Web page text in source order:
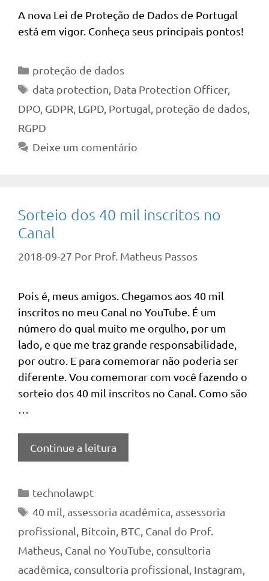
A nova Lei de Proteção de Dados de Portugal
está em vigor. Conheça seus principais pontos!
Categorias
proteção de dados
Tags
data protection, Data Protection Officer,
DPO, GDPR, LGPD, Portugal, proteção de dados,
RGPD
Deixe um comentário
Sorteio dos 40 mil inscritos no
Canal
2018-09-27 Por Prof. Matheus Passos
Pois é, meus amigos. Chegamos aos 40 mil
inscritos no meu Canal no YouTube. É um
número do qual muito me orgulho, por um
lado, e que me traz grande responsabilidade,
por outro. E para comemorar não poderia ser
diferente. Vou comemorar com você fazendo o
sorteio dos 40 mil inscritos no Canal. Como são
Continue a leitura
Categorias
technolawpt
Tags
40 mil assessoria acadêmica assessoria
profissional Bitcoin BTC Canal do Prof.
Matheus Canal no YouTube consultoria
acadêmica consultoria profissional Instagram